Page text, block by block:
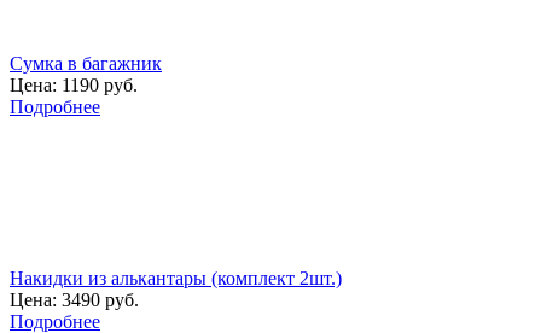
Сумка в багажник
Цена: 1190 руб.
Подробнее
Накидки из алькантары (комплект 2шт.)
Цена: 3490 руб.
Подробнее